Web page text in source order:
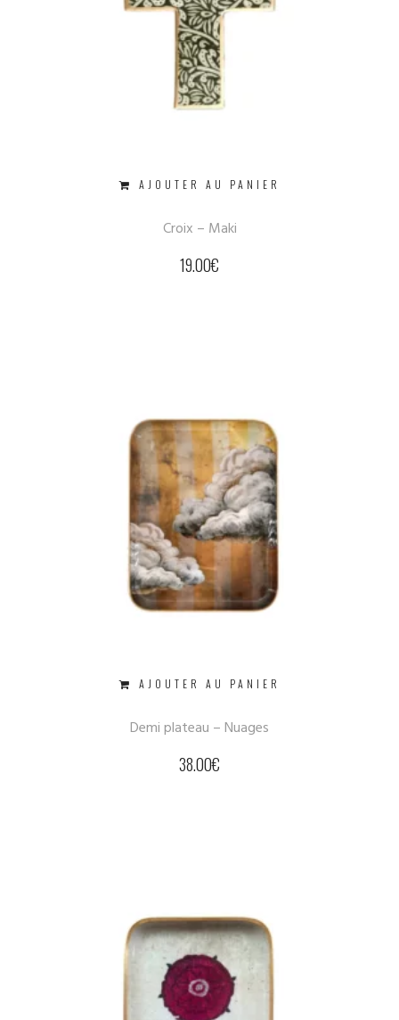
AJOUTER AU PANIER
Croix – Maki
19.00€
AJOUTER AU PANIER
Demi plateau – Nuages
38.00€